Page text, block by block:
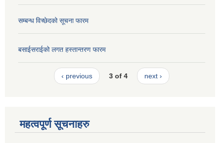
सम्बन्ध विच्छेदको सूचना फारम
बसाईसराईको लगत हस्तान्तरण फारम
‹ previous 3 of 4 next ›
महत्वपूर्ण सूचनाहरु